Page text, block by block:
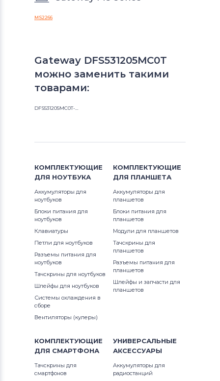
MS2266
Gateway DFS531205MC0T
можно заменить такими
товарами:
DFS531205MC0T-F81B
КОМПЛЕКТУЮЩИЕ
ДЛЯ НОУТБУКА
Аккумуляторы для
ноутбуков
Блоки питания для
ноутбуков
Клавиатуры
Петли для ноутбуков
Разъемы питания для
ноутбуков
Тачскрины для ноутбуков
Шлейфы для ноутбуков
Системы охлаждения в
сборе
Вентиляторы (кулеры)
КОМПЛЕКТУЮЩИЕ
ДЛЯ ПЛАНШЕТА
Аккумуляторы для
планшетов
Блоки питания для
планшетов
Модули для планшетов
Тачскрины для
планшетов
Разъемы питания для
планшетов
Шлейфы и запчасти для
планшетов
КОМПЛЕКТУЮЩИЕ
ДЛЯ СМАРТФОНА
Тачскрины для
смартфонов
УНИВЕРСАЛЬНЫЕ
АКСЕССУАРЫ
Аккумуляторы для
радиостанций